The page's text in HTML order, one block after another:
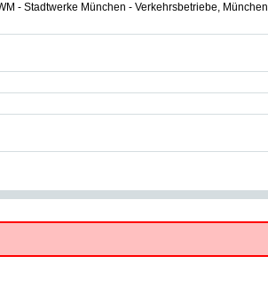
- Stadtwerke München - Verkehrsbetriebe, München